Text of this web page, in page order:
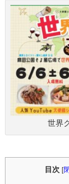
世界
目次 [